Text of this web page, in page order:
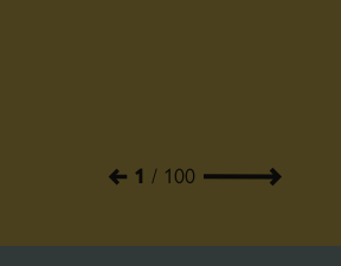
data helpt om bezoekers op het
1 / 100